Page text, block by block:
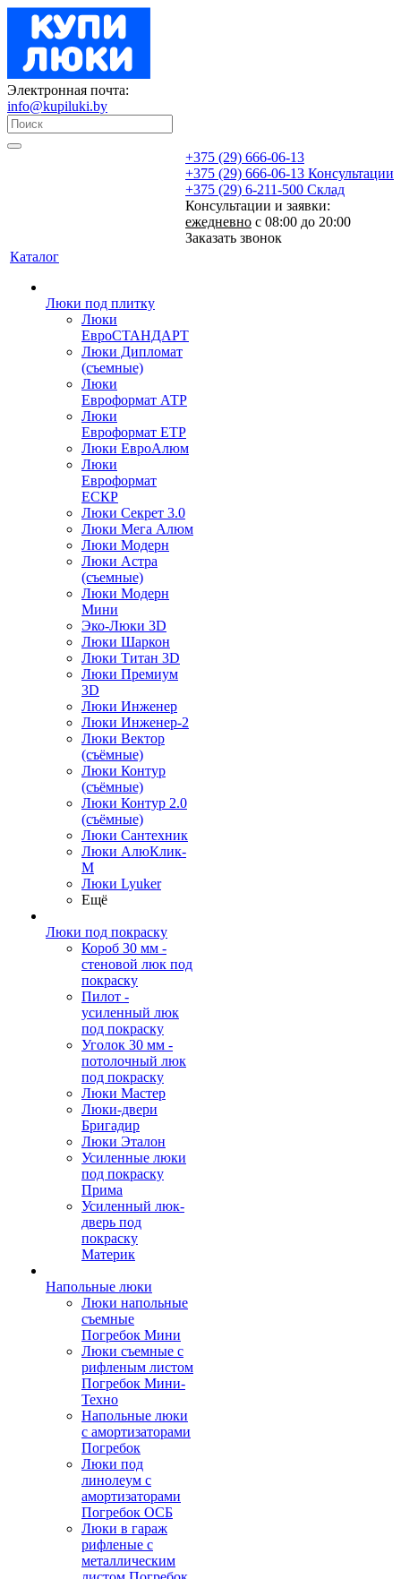
Электронная почта:
info@kupiluki.by
+375 (29) 666-06-13
+375 (29) 666-06-13 Консультации
+375 (29) 6-211-500 Склад
Консультации и заявки:
ежедневно с 08:00 до 20:00
Заказать звонок
Каталог
Люки под плитку
Люки
ЕвроСТАНДАРТ
Люки Дипломат
(съемные)
Люки
Евроформат АТР
Люки
Евроформат ЕТР
Люки ЕвроАлюм
Люки
Евроформат
ЕСКР
Люки Секрет 3.0
Люки Мега Алюм
Люки Модерн
Люки Астра
(съемные)
Люки Модерн
Мини
Эко-Люки 3D
Люки Шаркон
Люки Титан 3D
Люки Премиум
3D
Люки Инженер
Люки Инженер-2
Люки Вектор
(съёмные)
Люки Контур
(съёмные)
Люки Контур 2.0
(съёмные)
Люки Сантехник
Люки АлюКлик-
М
Люки Lyuker
Ещё
Люки под покраску
Короб 30 мм -
стеновой люк под
покраску
Пилот -
усиленный люк
под покраску
Уголок 30 мм -
потолочный люк
под покраску
Люки Мастер
Люки-двери
Бригадир
Люки Эталон
Усиленные люки
под покраску
Прима
Усиленный люк-
дверь под
покраску
Материк
Напольные люки
Люки напольные
съемные
Погребок Мини
Люки съемные с
рифленым листом
Погребок Мини-
Техно
Напольные люки
с амортизаторами
Погребок
Люки под
линолеум с
амортизаторами
Погребок ОСБ
Люки в гараж
рифленые с
металлическим